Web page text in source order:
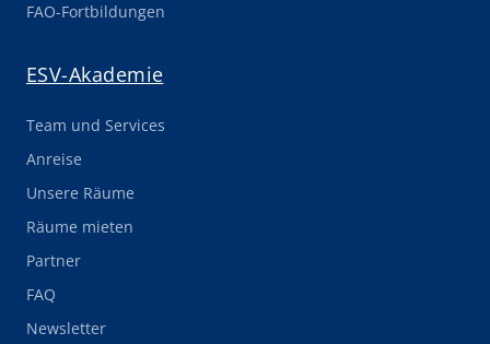
FAO-Fortbildungen
ESV-Akademie
Team und Services
Anreise
Unsere Räume
Räume mieten
Partner
FAQ
Newsletter